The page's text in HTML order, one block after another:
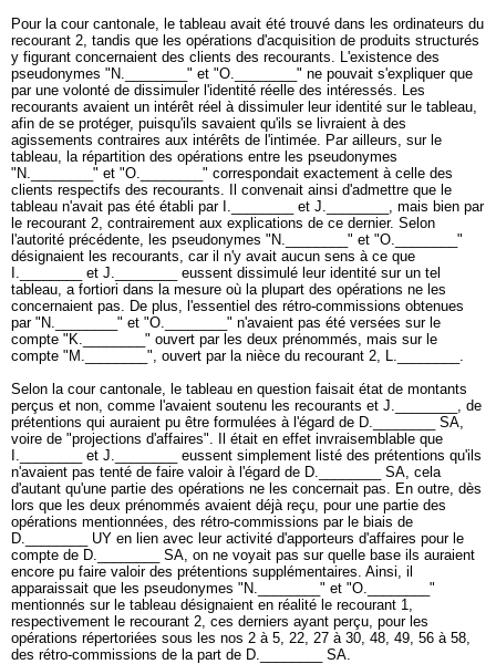
Pour la cour cantonale, le tableau avait été trouvé dans les ordinateurs du
recourant 2, tandis que les opérations d'acquisition de produits structurés
y figurant concernaient des clients des recourants. L'existence des
pseudonymes "N.________" et "O.________" ne pouvait s'expliquer que
par une volonté de dissimuler l'identité réelle des intéressés. Les
recourants avaient un intérêt réel à dissimuler leur identité sur le tableau,
afin de se protéger, puisqu'ils savaient qu'ils se livraient à des
agissements contraires aux intérêts de l'intimée. Par ailleurs, sur le
tableau, la répartition des opérations entre les pseudonymes
"N.________" et "O.________" correspondait exactement à celle des
clients respectifs des recourants. Il convenait ainsi d'admettre que le
tableau n'avait pas été établi par I.________ et J.________, mais bien par
le recourant 2, contrairement aux explications de ce dernier. Selon
l'autorité précédente, les pseudonymes "N.________" et "O.________"
désignaient les recourants, car il n'y avait aucun sens à ce que
I.________ et J.________ eussent dissimulé leur identité sur un tel
tableau, a fortiori dans la mesure où la plupart des opérations ne les
concernaient pas. De plus, l'essentiel des rétro-commissions obtenues
par "N.________" et "O.________" n'avaient pas été versées sur le
compte "K.________" ouvert par les deux prénommés, mais sur le
compte "M.________", ouvert par la nièce du recourant 2, L.________.
Selon la cour cantonale, le tableau en question faisait état de montants
perçus et non, comme l'avaient soutenu les recourants et J.________, de
prétentions qui auraient pu être formulées à l'égard de D.________ SA,
voire de "projections d'affaires". Il était en effet invraisemblable que
I.________ et J.________ eussent simplement listé des prétentions qu'ils
n'avaient pas tenté de faire valoir à l'égard de D.________ SA, cela
d'autant qu'une partie des opérations ne les concernait pas. En outre, dès
lors que les deux prénommés avaient déjà reçu, pour une partie des
opérations mentionnées, des rétro-commissions par le biais de
D.________ UY en lien avec leur activité d'apporteurs d'affaires pour le
compte de D.________ SA, on ne voyait pas sur quelle base ils auraient
encore pu faire valoir des prétentions supplémentaires. Ainsi, il
apparaissait que les pseudonymes "N.________" et "O.________"
mentionnés sur le tableau désignaient en réalité le recourant 1,
respectivement le recourant 2, ces derniers ayant perçu, pour les
opérations répertoriées sous les nos 2 à 5, 22, 27 à 30, 48, 49, 56 à 58,
des rétro-commissions de la part de D.________ SA.